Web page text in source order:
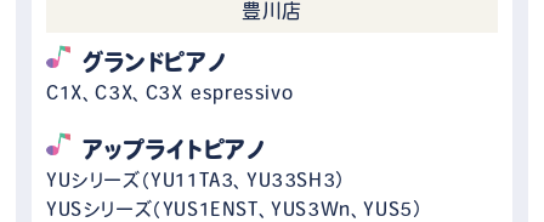
豊川店
グランドピアノ
C1X、C3X、C3X espressivo
アップライトピアノ
YUシリーズ（YU11TA3、YU33SH3）
YUSシリーズ（YUS1ENST、YUS3Wn、YUS5）